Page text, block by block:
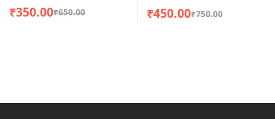
Desert
₹650.00
₹350.00 ₹750.00
₹450.00